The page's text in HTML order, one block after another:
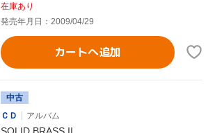
在庫あり
発売年月日：2009/04/29
カートへ追加
中古
ＣＤ
アルバム
SOLID BRASS II